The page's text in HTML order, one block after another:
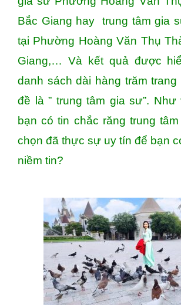
Bắc Giang hay trung tâm gia
tại Phường Hoàng Văn Thụ
Giang,… Và kết quả được
danh sách dài hàng trăm
đề là ” trung tâm gia sư”. Như
bạn có tin chắc răng trung
chọn đã thực sự uy tín để bạn
niềm tin?